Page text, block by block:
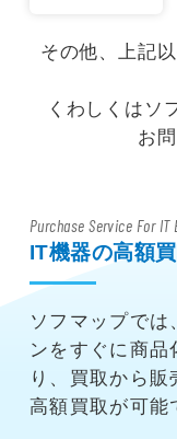
その他、上記
くわしくはソ
お
Purchase Service For IT
IT機器の高額
ソフマップでは
ンをすぐに商品
り、買取から販
高額買取が可能